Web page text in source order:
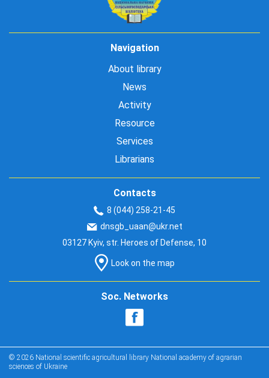
Navigation
About library
News
Activity
Resource
Services
Librarians
Contacts
8 (044) 258-21-45
dnsgb_uaan@ukr.net
03127 Kyiv, str. Heroes of Defense, 10
Look on the map
Soc. Networks
© 2026 National scientific agricultural library National academy of agrarian
sciences of Ukraine